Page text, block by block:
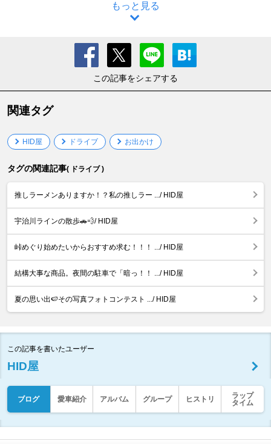
もっと見る
この記事をシェアする
関連タグ
HID屋 ドライブ お出かけ
タグの関連記事( ドライブ )
推しラーメンありますか！？私の推しラー .../ HID屋
宇治川ラインの散歩🚗💨/ HID屋
峠めぐり始めたいからおすすめ求む！！！ .../ HID屋
結構大事な商品。夜間の駐車で「暗っ！！ .../ HID屋
夏の思い出🍉その写真フォトコンテスト .../ HID屋
この記事を書いたユーザー
HID屋
ブログ 愛車紹介 アルバム グループ ヒストリ
ラップ
タイム